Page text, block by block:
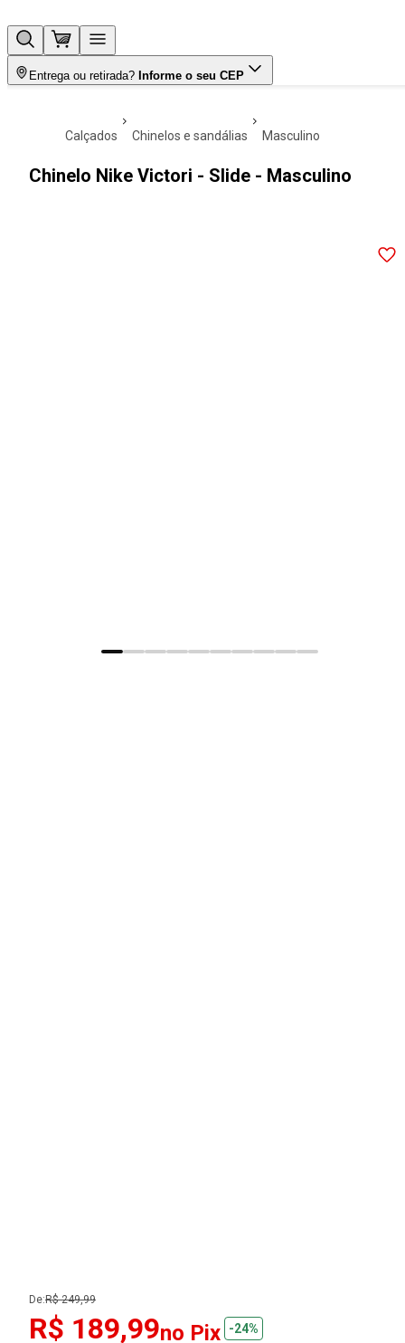
Entrega ou retirada? Informe o seu CEP
calçados chinelos e sandálias masculino
Chinelo Nike Victori - Slide - Masculino
De:R$ 249,99
R$ 189,99no Pix
-24%